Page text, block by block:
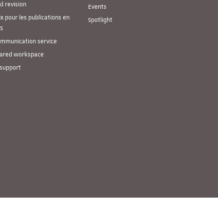
revision
pour les publications en
service
workspace
Events
Spotlight